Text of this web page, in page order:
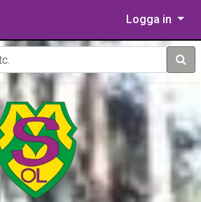
Logga in
Sök